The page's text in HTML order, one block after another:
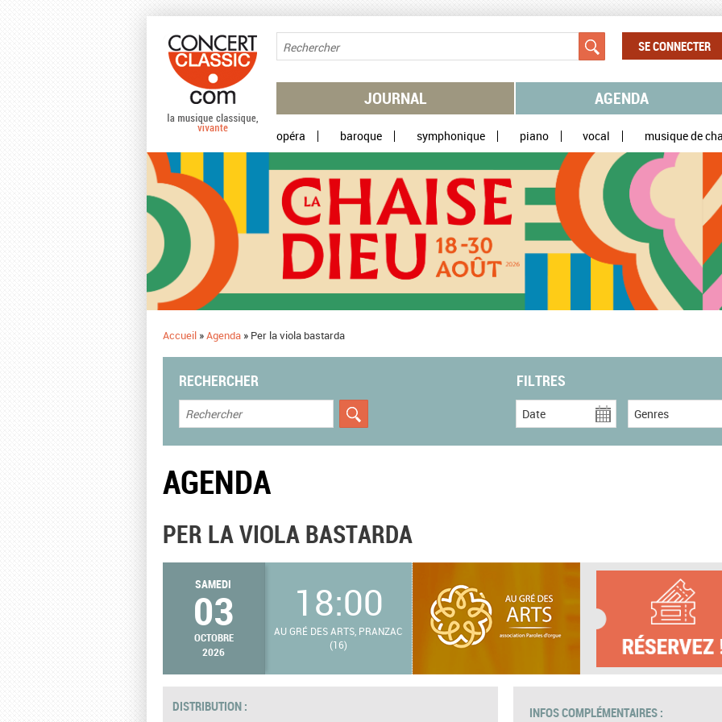
SE CONNECTER
JOURNAL AGENDA
opéra baroque symphonique piano vocal musique de
Accueil »Agenda » Per la viola bastarda
RECHERCHER FILTRES
Date Genres
AGENDA
PER LA VIOLA BASTARDA
SAMEDI
03
OCTOBRE
2026
18:00
AU GRÉ DES ARTS, PRANZAC
(16)
DISTRIBUTION : INFOS COMPLÉMENTAIRES :